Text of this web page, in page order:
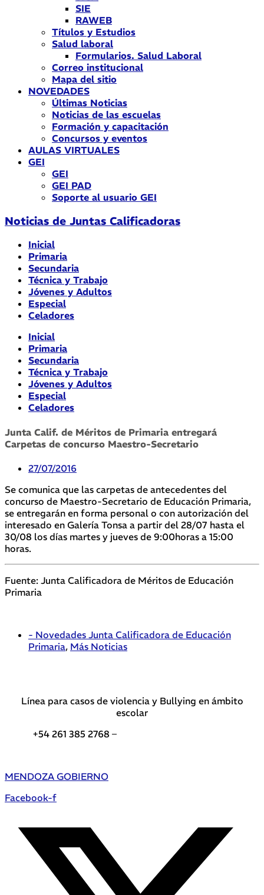
SIE
RAWEB
Títulos y Estudios
Salud laboral
Formularios. Salud Laboral
Correo institucional
Mapa del sitio
NOVEDADES
Últimas Noticias
Noticias de las escuelas
Formación y capacitación
Concursos y eventos
AULAS VIRTUALES
GEI
GEI
GEI PAD
Soporte al usuario GEI
Noticias de Juntas Calificadoras
Inicial
Primaria
Secundaria
Técnica y Trabajo
Jóvenes y Adultos
Especial
Celadores
Inicial
Primaria
Secundaria
Técnica y Trabajo
Jóvenes y Adultos
Especial
Celadores
Junta Calif. de Méritos de Primaria entregará
Carpetas de concurso Maestro-Secretario
27/07/2016
Se comunica que las carpetas de antecedentes del
concurso de Maestro-Secretario de Educación Primaria,
se entregarán en forma personal o con autorización del
interesado en Galería Tonsa a partir del 28/07 hasta el
30/08 los días martes y jueves de 9:00horas a 15:00
horas.
Fuente: Junta Calificadora de Méritos de Educación
Primaria
- Novedades Junta Calificadora de Educación
Primaria, Más Noticias
Línea para casos de violencia y Bullying en ámbito
escolar
+54 261 385 2768 –
MENDOZA GOBIERNO
Facebook-f